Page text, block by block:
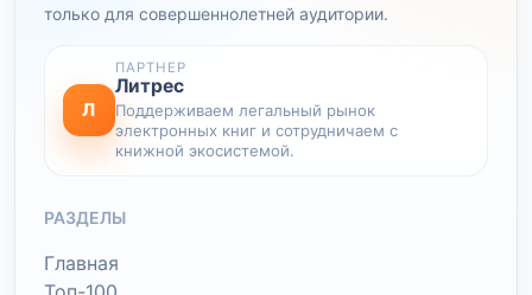
только для совершеннолетней аудитории.
Л
ПАРТНЕР
Литрес
Поддерживаем легальный рынок
электронных книг и сотрудничаем с
книжной экосистемой.
РАЗДЕЛЫ
Главная